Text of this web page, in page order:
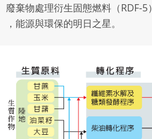
廢棄物處理衍生固態燃料（RDF-5）
，能源與環保的明日之星。